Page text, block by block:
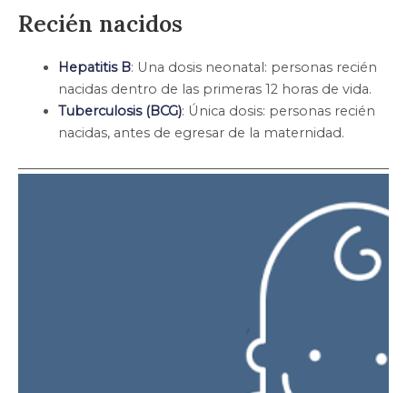
Recién nacidos
Hepatitis B: Una dosis neonatal: personas recién
nacidas dentro de las primeras 12 horas de vida.
Tuberculosis (BCG): Única dosis: personas recién
nacidas, antes de egresar de la maternidad.